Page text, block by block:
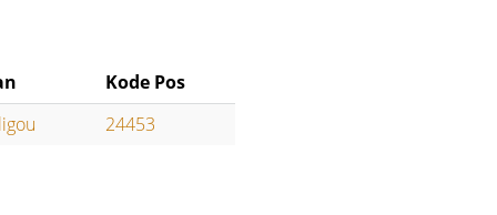
Kode Pos
24453